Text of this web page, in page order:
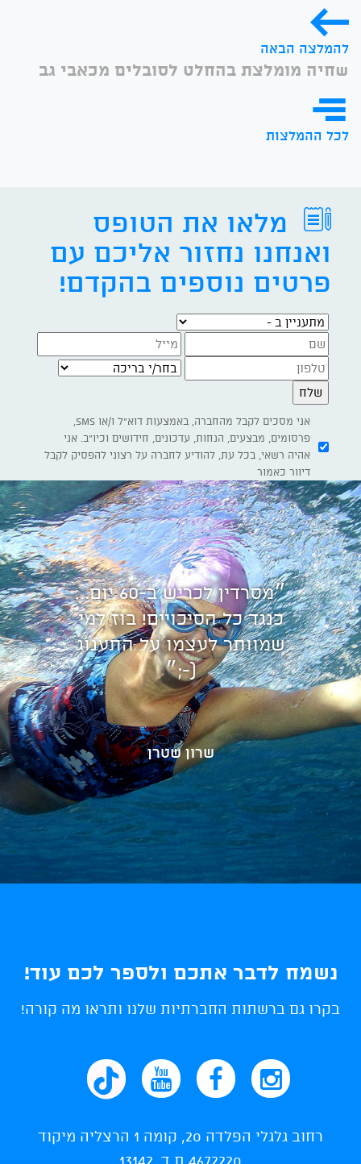
להמלצה הבאה
שחיה מומלצת בהחלט לסובלים מכאבי גב
לכל ההמלצות
מלאו את הטופס
ואנחנו נחזור אליכם עם
פרטים נוספים בהקדם!
מתעניין ב -
בחר/י בריכה
פרסומים, מבצעים, הנחות, עדכונים, חידושים וכיו"ב. אני
אהיה רשאי, בכל עת, להודיע לחברה על רצוני להפסיק לקבל
דיוור כאמור
״מסרדין לכריש ב-60 יום...
כנגד כל הסיכויים! בוז למי
שמוותר לעצמו על התענוג
(-;״
שרון שטרן
נשמח לדבר אתכם ולספר לכם עוד!
בקרו גם ברשתות החברתיות שלנו ותראו מה קורה!
רחוב גלגלי הפלדה 20, קומה 1 הרצליה מיקוד
4672220 ת.ד. 13142